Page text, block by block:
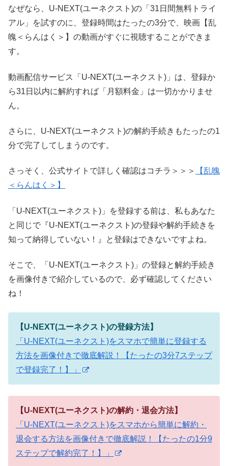
なぜなら、U-NEXT(ユーネクスト)の「31日間無料トライ
アル」を試すのに、登録時間はたったの3分で、映画【乱
魄＜らんはく＞】の動画がすぐに視聴することができま
す。
動画配信サービス「U-NEXT(ユーネクスト)」は、登録か
ら31日以内に解約すれば「月額料金」は一切かかりませ
ん。
さらに、U-NEXT(ユーネクスト)の解約手続きもたったの1
分で完了してしまうのです。
さっそく、公式サイトで詳しく確認はコチラ＞＞＞
【乱魄
＜らんはく＞】
「U-NEXT(ユーネクスト)」を登録する前は、私もあなた
と同じで『U-NEXT(ユーネクスト)の登録や解約手続きを
知って納得していない！』と登録はできないですよね。
そこで、「U-NEXT(ユーネクスト)」の登録と解約手続き
を画像付きで紹介しているので、必ず確認してください
ね！
【U-NEXT(ユーネクスト)の登録方法】
「U-NEXT(ユーネクスト)をスマホで簡単に登録する
方法を画像付きで徹底解説！【たったの3分7ステップ
で登録完了！】」
【U-NEXT(ユーネクスト)の解約・退会方法】
「U-NEXT(ユーネクスト)をスマホから簡単に解約・
退会する方法を画像付きで徹底解説！【たったの1分9
ステップで解約完了！】」